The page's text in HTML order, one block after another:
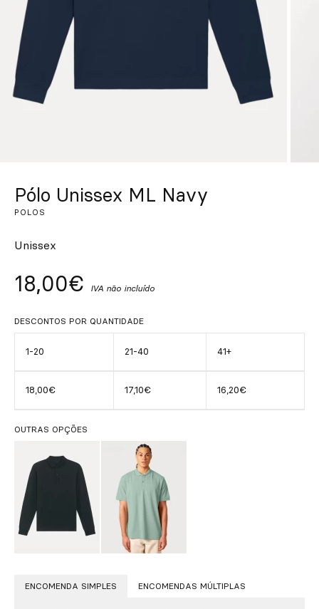
Inspire-se
Procurar
Pólo Unissex ML Navy
POLOS
Unissex
18,00€ IVA não incluído
DESCONTOS POR QUANTIDADE
1-20 21-40 41+
18,00€ 17,10€ 16,20€
OUTRAS OPÇÕES
ENCOMENDA SIMPLES ENCOMENDAS MÚLTIPLAS